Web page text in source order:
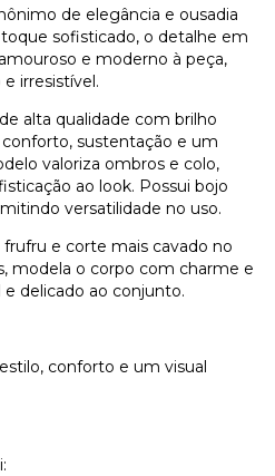
de elegância e ousadia
sofisticado, o detalhe em
e moderno à peça,
irresistível.
alta qualidade com brilho
sustentação e um
valoriza ombros e colo,
ao look. Possui bojo
versatilidade no uso.
e corte mais cavado no
modela o corpo com charme e
delicado ao conjunto.
conforto e um visual